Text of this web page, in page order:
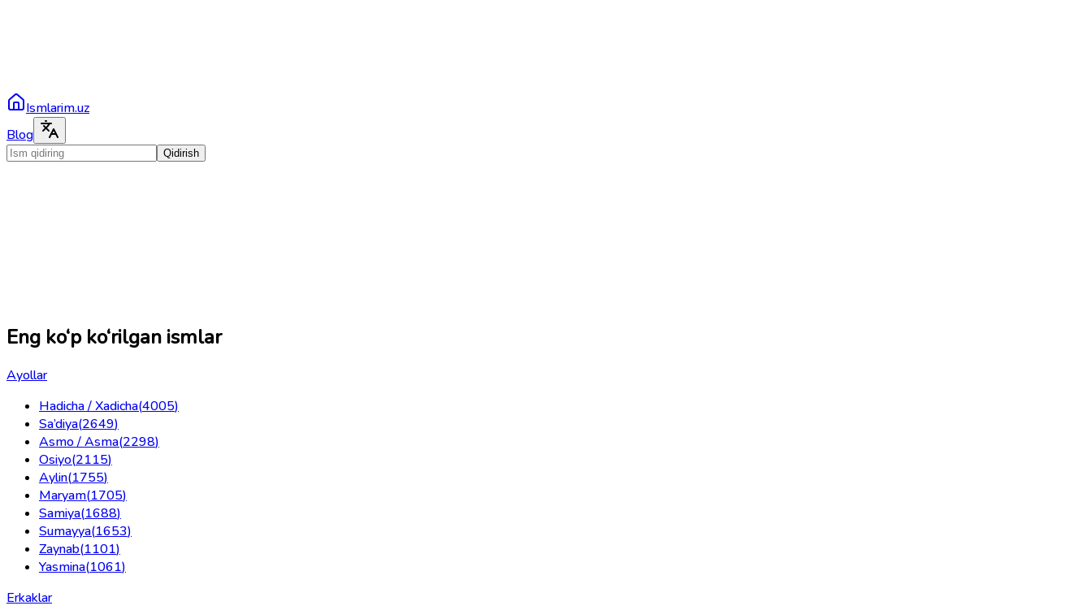
Ismlarim.uz
Blog
Qidirish
Eng ko‘p ko‘rilgan ismlar
Ayollar
Hadicha / Xadicha(4005)
Sa’diya(2649)
Asmo / Asma(2298)
Osiyo(2115)
Aylin(1755)
Maryam(1705)
Samiya(1688)
Sumayya(1653)
Zaynab(1101)
Yasmina(1061)
Erkaklar